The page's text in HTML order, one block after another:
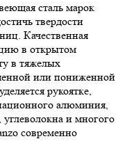
сталь марок
твердости
Качественная
в открытом
в тяжелых
или пониженной
рукоятке,
алюминия,
углеволокна и многого
современно